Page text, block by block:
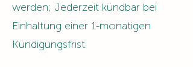
werden; Jederzeit kündbar bei
Einhaltung einer 1-monatigen
Kündigungsfrist.